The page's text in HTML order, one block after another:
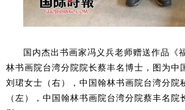
国内杰出书画家冯义兵老师赠送作品《
林书画院台湾分院院长蔡丰名博士，图为中
刘珺女士（右），中国翰林书画院台湾分院
（左），中国翰林书画院台湾分院蔡丰名院